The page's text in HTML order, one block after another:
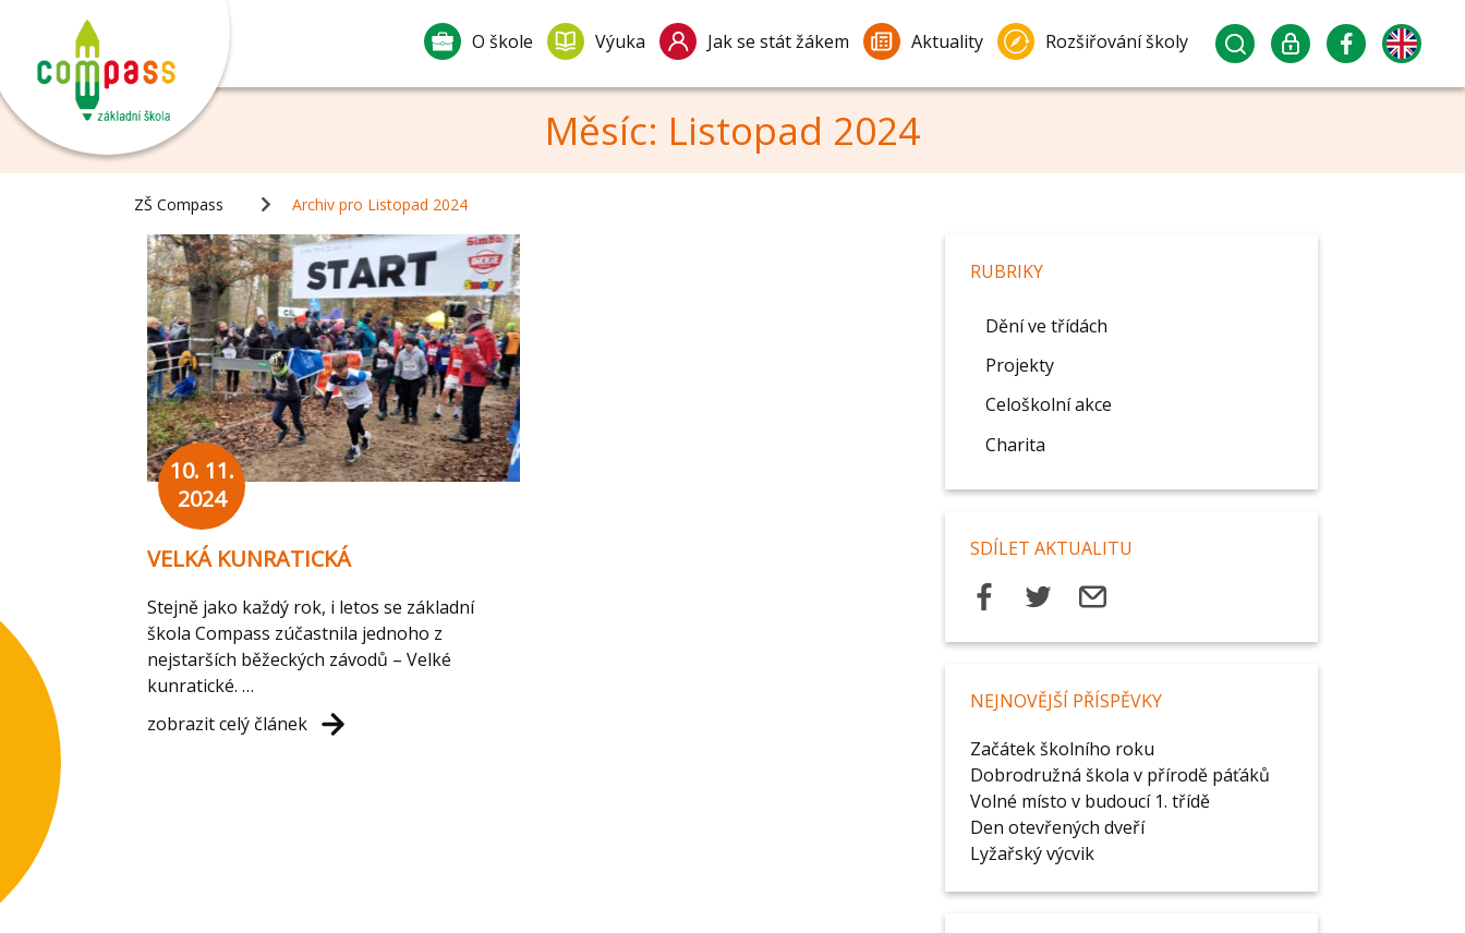
O škole Výuka Jak se stát žákem Aktuality Rozšiřování školy
Měsíc: Listopad 2024
ZŠ Compass Archiv pro Listopad 2024
10. 11.
2024
VELKÁ KUNRATICKÁ
Stejně jako každý rok, i letos se základní
škola Compass zúčastnila jednoho z
nejstarších běžeckých závodů – Velké
kunratické. …
zobrazit celý článek
RUBRIKY
Dění ve třídách
Projekty
Celoškolní akce
Charita
SDÍLET AKTUALITU
NEJNOVĚJŠÍ PŘÍSPĚVKY
Začátek školního roku
Dobrodružná škola v přírodě páťáků
Volné místo v budoucí 1. třídě
Den otevřených dveří
Lyžařský výcvik